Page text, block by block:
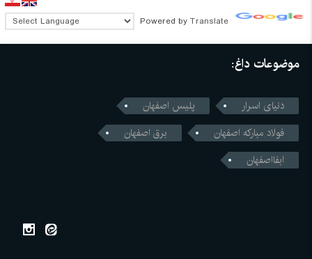
Powered by Translate
موضوعات داغ:
دنیای اسرار
پلیس اصفهان
فولاد مبارکه اصفهان
برق اصفهان
ابفااصفهان